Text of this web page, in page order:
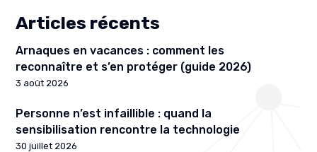
Articles récents
Arnaques en vacances : comment les
reconnaître et s’en protéger (guide 2026)
3 août 2026
Personne n’est infaillible : quand la
sensibilisation rencontre la technologie
30 juillet 2026